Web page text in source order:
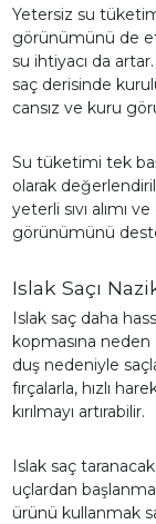
Yetersiz su
görünümünü de
su ihtiyacı da
saç derisinde
cansız ve kuru
Su tüketimi tek
olarak
yeterli sıvı alımı
görünümünü
Islak Saçı
Islak saç daha
kopmasına neden
duş nedeniyle
fırçalarla, hızlı
kırılmayı artırabilir.
Islak saç
uçlardan
ürünü kullanmak